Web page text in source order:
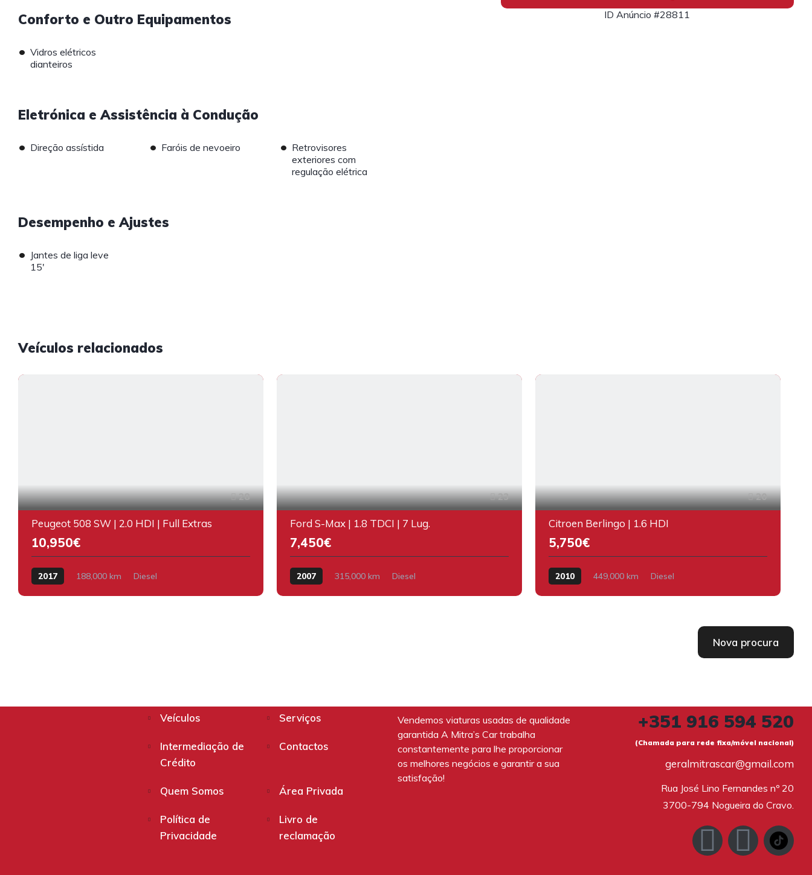
Conforto e Outro Equipamentos
• Vidros elétricos
dianteiros
Eletrónica e Assistência à Condução
• Direção assístida • Faróis de nevoeiro • Retrovisores
exteriores com
regulação elétrica
Desempenho e Ajustes
• Jantes de liga leve
15'
ID Anúncio #28811
Veículos relacionados
28
Peugeot 508 SW | 2.0 HDI | Full Extras
10,950€
2017 188,000 km Diesel
23
Ford S-Max | 1.8 TDCI | 7 Lug.
7,450€
2007 315,000 km Diesel
20
Citroen Berlingo | 1.6 HDI
5,750€
2010 449,000 km Diesel
Nova procura
Veículos Serviços
Intermediação de
Crédito
Contactos
Quem Somos Área Privada
Política de
Privacidade
Livro de
reclamação
Vendemos viaturas usadas de qualidade
garantida A Mitra’s Car trabalha
constantemente para lhe proporcionar
os melhores negócios e garantir a sua
satisfação!
+351 916 594 520
(Chamada para rede fixa/móvel nacional)
geralmitrascar@gmail.com
Rua José Lino Fernandes nº 20
3700-794 Nogueira do Cravo.